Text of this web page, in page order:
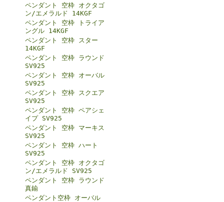
ペンダント 空枠 オクタゴ
ン/エメラルド 14KGF
ペンダント 空枠 トライア
ングル 14KGF
ペンダント 空枠 スター
14KGF
ペンダント 空枠 ラウンド
SV925
ペンダント 空枠 オーバル
SV925
ペンダント 空枠 スクエア
SV925
ペンダント 空枠 ペアシェ
イプ SV925
ペンダント 空枠 マーキス
SV925
ペンダント 空枠 ハート
SV925
ペンダント 空枠 オクタゴ
ン/エメラルド SV925
ペンダント 空枠 ラウンド
真鍮
ペンダント空枠 オーバル